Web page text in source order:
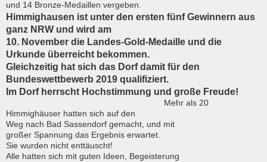
und 14 Bronze-Medaillen vergeben.
Himmighausen ist unter den ersten fünf Gewinnern aus
ganz NRW und wird am
10. November die Landes-Gold-Medaille und die
Urkunde überreicht bekommen.
Gleichzeitig hat sich das Dorf damit für den
Bundeswettbewerb 2019 qualifiziert.
Im Dorf herrscht Hochstimmung und große Freude!
Mehr als 20
Himmighäuser hatten sich auf den
Weg nach Bad Sassendorf gemacht, und mit
großer Spannung das Ergebnis erwartet.
Sie wurden nicht enttäuscht!
Alle hatten sich mit guten Ideen, Begeisterung